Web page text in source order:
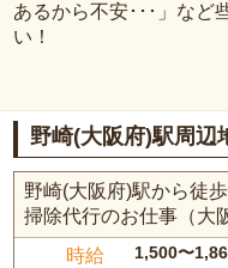
あるから不安･･･」など
い！
野崎(大阪府)駅周辺
野崎(大阪府)駅から徒
掃除代行のお仕事（大
時給 1,500〜